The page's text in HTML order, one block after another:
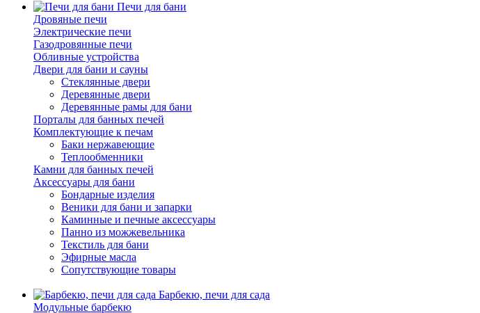
Печи для бани
Дровяные печи
Электрические печи
Газодровянные печи
Обливные устройства
Двери для бани и сауны
Стеклянные двери
Деревянные двери
Деревянные рамы для бани
Порталы для банных печей
Комплектующие к печам
Баки нержавеющие
Теплообменники
Камни для банных печей
Аксессуары для бани
Бондарные изделия
Веники для бани и запарки
Каминные и печные аксессуары
Панно из можжевельника
Текстиль для бани
Эфирные масла
Сопутствующие товары
Барбекю, печи для сада
Модульные барбекю